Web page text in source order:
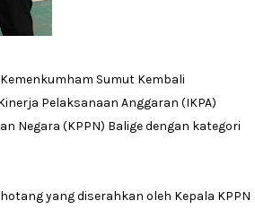
Sumut Kembali
Pelaksanaan Anggaran (IKPA)
Negara (KPPN) Balige dengan kategori
yang diserahkan oleh Kepala KPPN